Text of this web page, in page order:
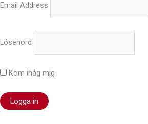
Email Address
Lösenord
Kom ihåg mig